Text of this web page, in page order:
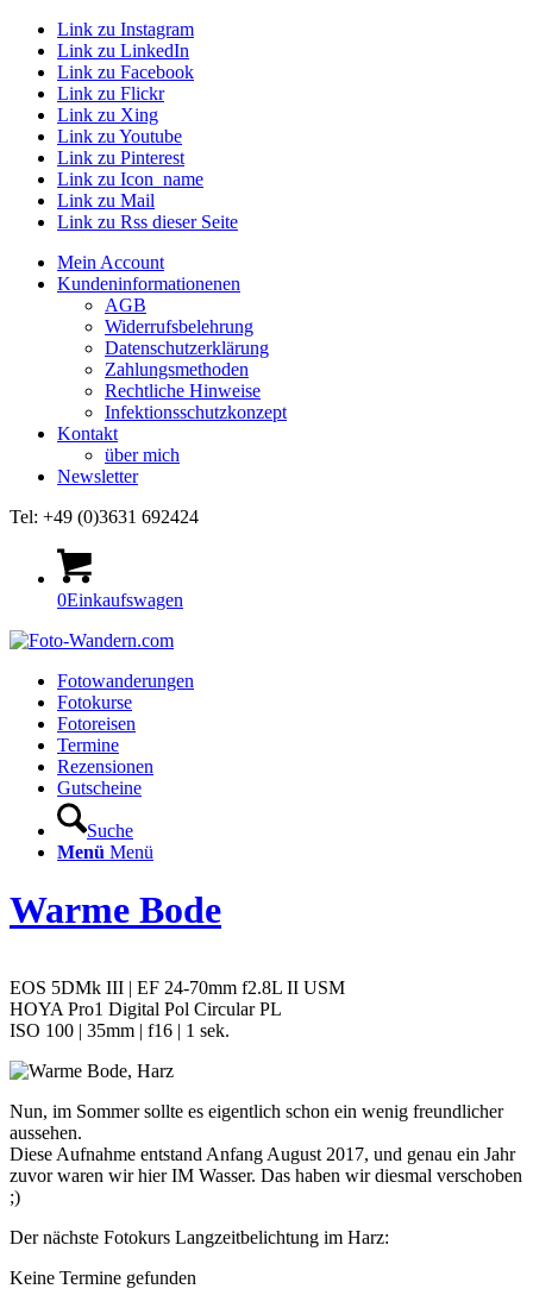
Link zu Instagram
Link zu LinkedIn
Link zu Facebook
Link zu Flickr
Link zu Xing
Link zu Youtube
Link zu Pinterest
Link zu Icon_name
Link zu Mail
Link zu Rss dieser Seite
Mein Account
Kundeninformationenen
AGB
Widerrufsbelehrung
Datenschutzerklärung
Zahlungsmethoden
Rechtliche Hinweise
Infektionsschutzkonzept
Kontakt
über mich
Newsletter
Tel: +49 (0)3631 692424
0Einkaufswagen
Fotowanderungen
Fotokurse
Fotoreisen
Termine
Rezensionen
Gutscheine
Suche
Menü Menü
Warme Bode
EOS 5DMk III | EF 24-70mm f2.8L II USM
HOYA Pro1 Digital Pol Circular PL
ISO 100 | 35mm | f16 | 1 sek.
Nun, im Sommer sollte es eigentlich schon ein wenig freundlicher
aussehen.
Diese Aufnahme entstand Anfang August 2017, und genau ein Jahr
zuvor waren wir hier IM Wasser. Das haben wir diesmal verschoben
;)
Der nächste Fotokurs Langzeitbelichtung im Harz:
Keine Termine gefunden